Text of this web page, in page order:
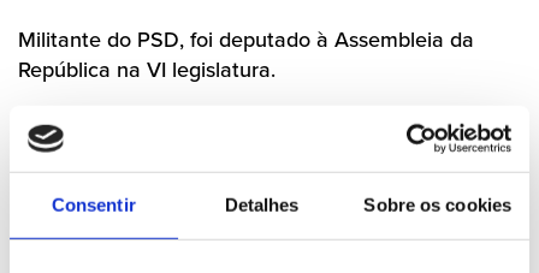
Consentir Detalhes Sobre os cookies
Militante do PSD, foi deputado à Assembleia da
República na VI legislatura.
Em 1998, assume a Presidência da Câmara
Municipal de Ílhavo. Foi Presidente desta autarquia
Foi Secretário-Geral do PSD comLuís Filipe